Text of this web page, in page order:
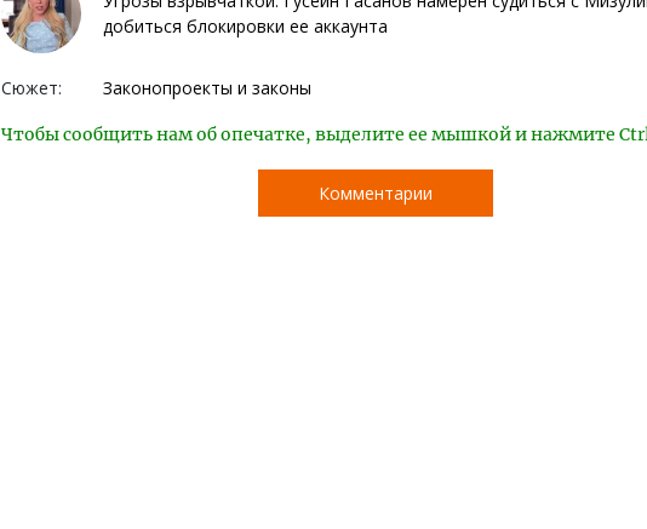
добиться блокировки ее аккаунта
Сюжет: Законопроекты и законы
Чтобы сообщить нам об опечатке, выделите ее мышкой и нажмите
Комментарии